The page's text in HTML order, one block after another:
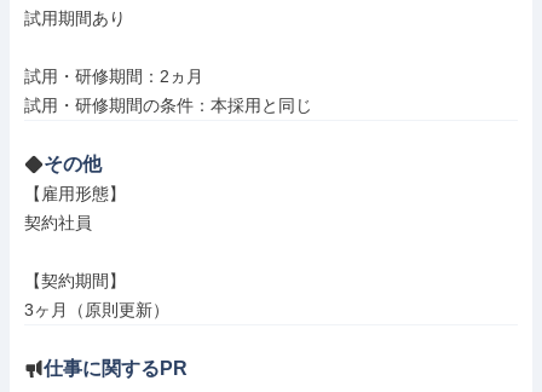
試用期間あり
試用・研修期間：2ヵ月
試用・研修期間の条件：本採用と同じ
その他
【雇用形態】
契約社員
【契約期間】
3ヶ月（原則更新）
仕事に関するPR